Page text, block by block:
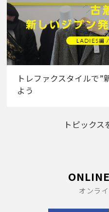
トレファクスタイルで”
よう
トピックス
オンラ